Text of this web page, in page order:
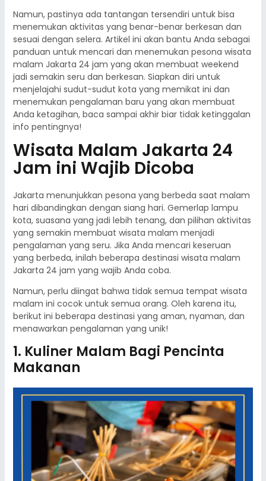
Namun, pastinya ada tantangan tersendiri untuk bisa
menemukan aktivitas yang benar-benar berkesan dan
sesuai dengan selera. Artikel ini akan bantu Anda sebagai
panduan untuk mencari dan menemukan pesona wisata
malam Jakarta 24 jam yang akan membuat weekend
jadi semakin seru dan berkesan. Siapkan diri untuk
menjelajahi sudut-sudut kota yang memikat ini dan
menemukan pengalaman baru yang akan membuat
Anda ketagihan, baca sampai akhir biar tidak ketinggalan
info pentingnya!
Wisata Malam Jakarta 24
Jam ini Wajib Dicoba
Jakarta menunjukkan pesona yang berbeda saat malam
hari dibandingkan dengan siang hari. Gemerlap lampu
kota, suasana yang jadi lebih tenang, dan pilihan aktivitas
yang semakin membuat wisata malam menjadi
pengalaman yang seru. Jika Anda mencari keseruan
yang berbeda, inilah beberapa destinasi wisata malam
Jakarta 24 jam yang wajib Anda coba.
Namun, perlu diingat bahwa tidak semua tempat wisata
malam ini cocok untuk semua orang. Oleh karena itu,
berikut ini beberapa destinasi yang aman, nyaman, dan
menawarkan pengalaman yang unik!
1. Kuliner Malam Bagi Pencinta
Makanan